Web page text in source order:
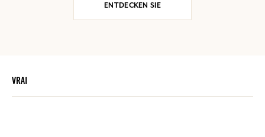
ENTDECKEN SIE
VRAI